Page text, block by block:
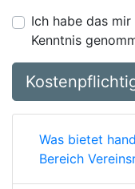
Ich habe das
Kenntnis
Was bietet
Bereich